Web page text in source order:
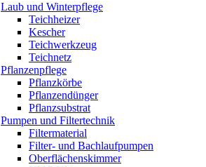
Laub und Winterpflege
Teichheizer
Kescher
Teichwerkzeug
Teichnetz
Pflanzenpflege
Pflanzkörbe
Pflanzendünger
Pflanzsubstrat
Pumpen und Filtertechnik
Filtermaterial
Filter- und Bachlaufpumpen
Oberflächenskimmer